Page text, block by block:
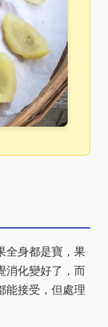
全身都是寶，果
消化變好了，而
能接受，但處理